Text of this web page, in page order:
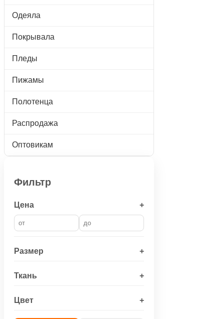
Одеяла
Покрывала
Пледы
Пижамы
Полотенца
Распродажа
Оптовикам
Фильтр
Цена +
Размер +
Ткань +
Цвет +